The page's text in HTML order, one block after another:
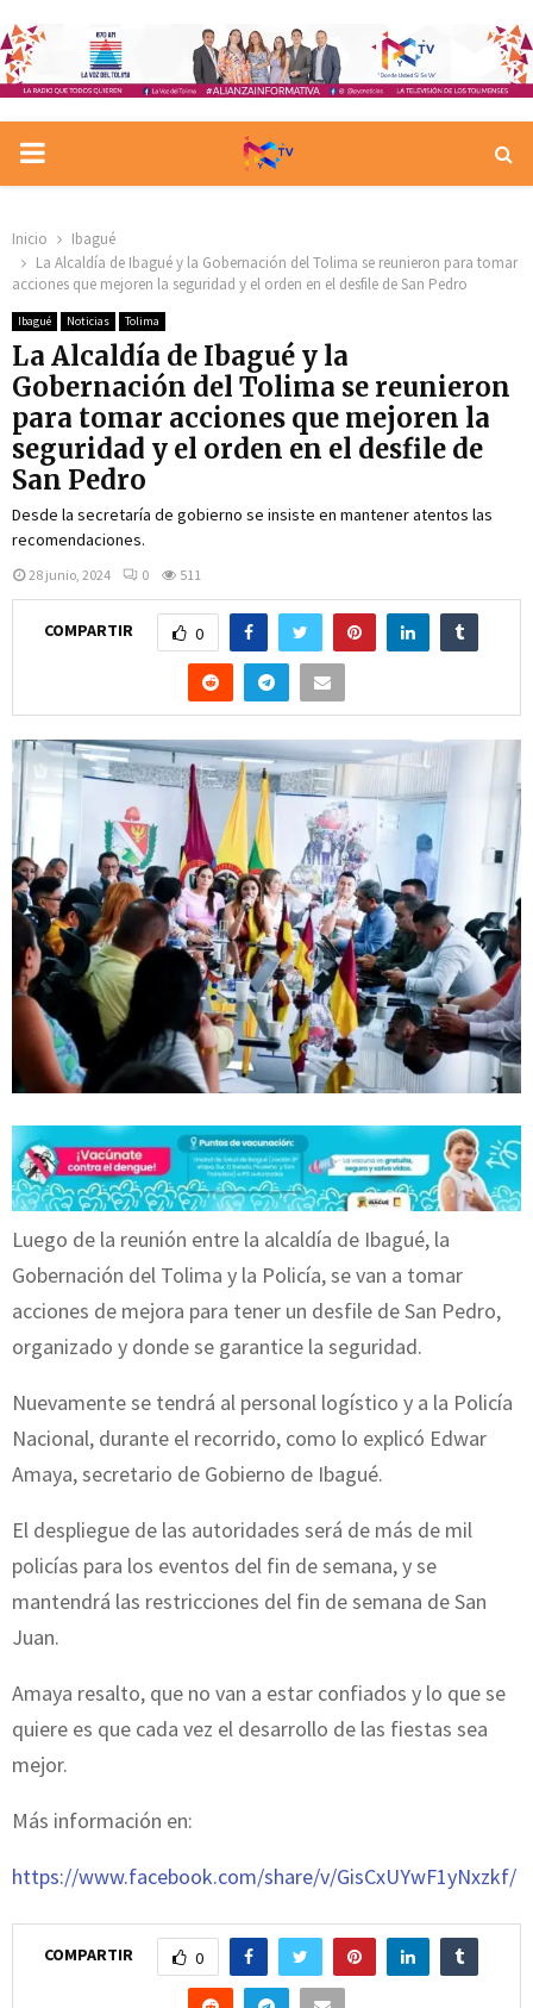
PRIMARY
Inicio
Ibagué
La Alcaldía de Ibagué y la Gobernación del Tolima se reunieron para tomar
acciones que mejoren la seguridad y el orden en el desfile de San Pedro
Ibagué Noticias Tolima
La Alcaldía de Ibagué y la
Gobernación del Tolima se reunieron
para tomar acciones que mejoren la
seguridad y el orden en el desfile de
San Pedro
Desde la secretaría de gobierno se insiste en mantener atentos las
recomendaciones.
28 junio, 2024 0 511
COMPARTIR 0
Luego de la reunión entre la alcaldía de Ibagué, la
Gobernación del Tolima y la Policía, se van a tomar
acciones de mejora para tener un desfile de San Pedro,
organizado y donde se garantice la seguridad.
Nuevamente se tendrá al personal logístico y a la Policía
Nacional, durante el recorrido, como lo explicó Edwar
Amaya, secretario de Gobierno de Ibagué.
El despliegue de las autoridades será de más de mil
policías para los eventos del fin de semana, y se
mantendrá las restricciones del fin de semana de San
Juan.
Amaya resalto, que no van a estar confiados y lo que se
quiere es que cada vez el desarrollo de las fiestas sea
mejor.
Más información en:
https://www.facebook.com/share/v/GisCxUYwF1yNxzkf/
COMPARTIR 0